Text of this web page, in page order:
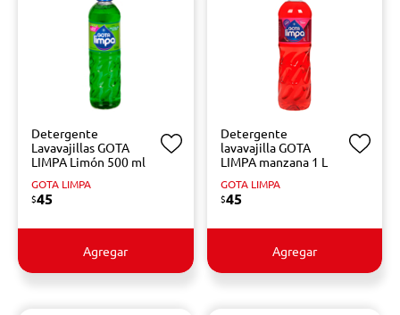
Detergente
Lavavajillas GOTA
LIMPA Limón 500 ml
GOTA LIMPA
$45
Agregar
Detergente
lavavajilla GOTA
LIMPA manzana 1 L
GOTA LIMPA
$45
Agregar